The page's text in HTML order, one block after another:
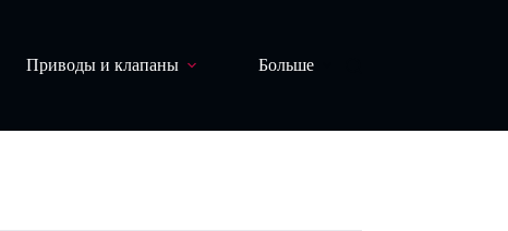
Приводы и клапаны Больше